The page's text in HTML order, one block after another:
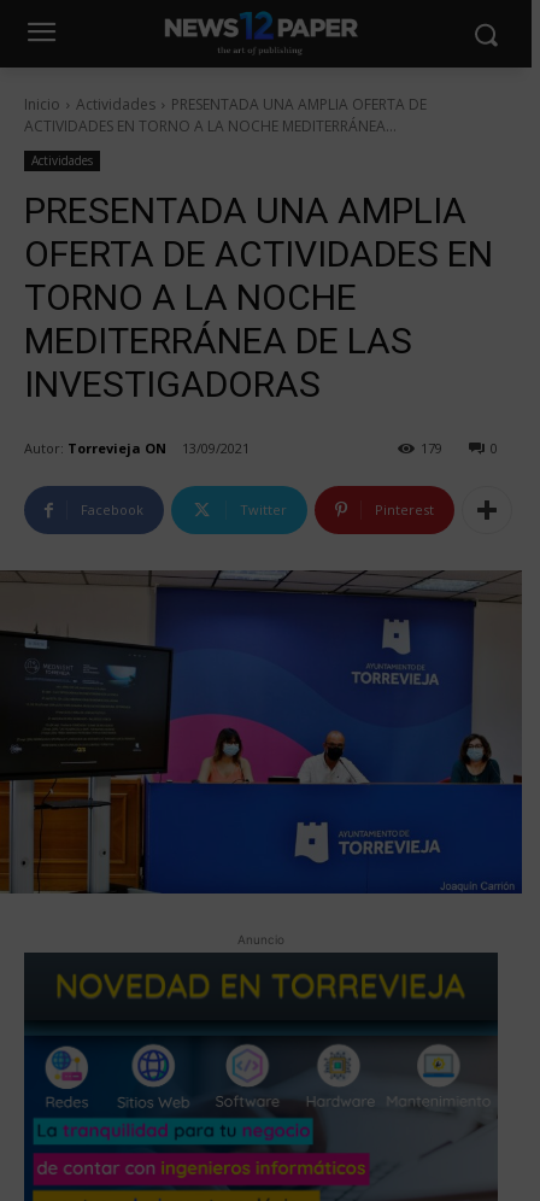
Inicio Actividades
PRESENTADA UNA AMPLIA OFERTA DE
ACTIVIDADES EN TORNO A LA NOCHE MEDITERRÁNEA...
Actividades
PRESENTADA UNA AMPLIA
OFERTA DE ACTIVIDADES EN
TORNO A LA NOCHE
MEDITERRÁNEA DE LAS
INVESTIGADORAS
Autor: Torrevieja ON 13/09/2021 0
179
Facebook Twitter Pinterest
Anuncio